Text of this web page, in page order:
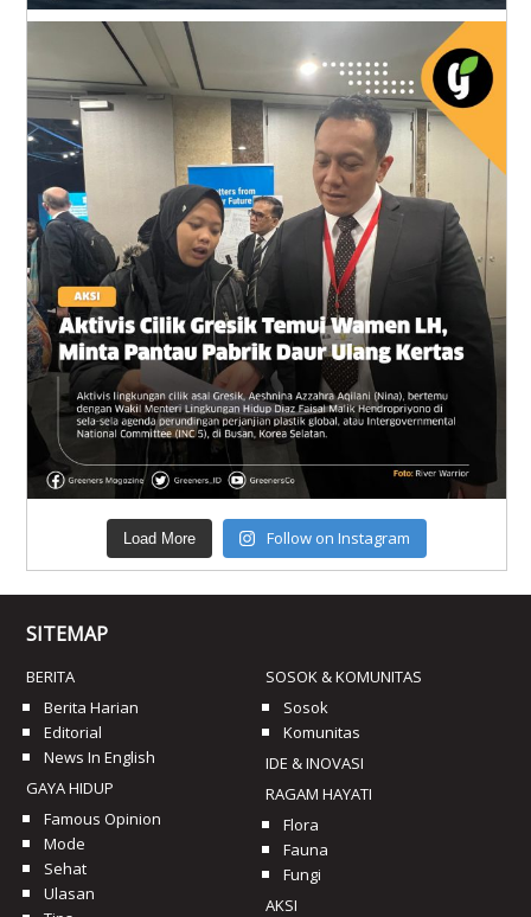
Load More Follow on Instagram
SITEMAP
BERITA
Berita Harian
Editorial
News In English
GAYA HIDUP
Famous Opinion
Mode
Sehat
Ulasan
SOSOK & KOMUNITAS
Sosok
Komunitas
IDE & INOVASI
RAGAM HAYATI
Flora
Fauna
Fungi
AKSI